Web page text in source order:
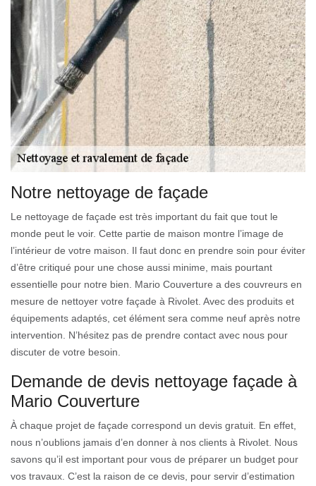
Notre nettoyage de façade
Le nettoyage de façade est très important du fait que tout le
monde peut le voir. Cette partie de maison montre l’image de
l’intérieur de votre maison. Il faut donc en prendre soin pour éviter
d’être critiqué pour une chose aussi minime, mais pourtant
essentielle pour notre bien. Mario Couverture a des couvreurs en
mesure de nettoyer votre façade à Rivolet. Avec des produits et
équipements adaptés, cet élément sera comme neuf après notre
intervention. N’hésitez pas de prendre contact avec nous pour
discuter de votre besoin.
Demande de devis nettoyage façade à
Mario Couverture
À chaque projet de façade correspond un devis gratuit. En effet,
nous n’oublions jamais d’en donner à nos clients à Rivolet. Nous
savons qu’il est important pour vous de préparer un budget pour
vos travaux. C’est la raison de ce devis, pour servir d’estimation